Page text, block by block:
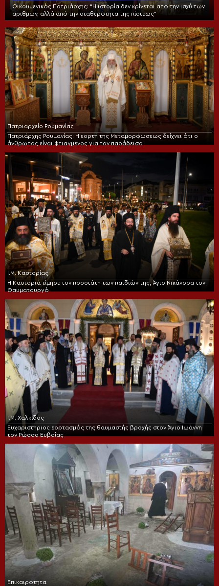
Οικουμενικός Πατριάρχης: “Η ιστορία δεν κρίνεται από την ισχύ των
αριθμών, αλλά από την σταθερότητα της πίστεως”
Πατριαρχείο Ρουμανίας
Πατριάρχης Ρουμανίας: Η εορτή της Μεταμορφώσεως δείχνει ότι ο
άνθρωπος είναι φτιαγμένος για τον παράδεισο
Ι.Μ. Καστορίας
Η Καστοριά τίμησε τον προστάτη των παιδιών της, Άγιο Νικάνορα τον
Θαυματουργό
Ι.Μ. Χαλκίδος
Ευχαριστήριος εορτασμός της θαυμαστής βροχής στον Άγιο Ιωάννη
τον Ρώσσο Ευβοίας
Επικαιρότητα